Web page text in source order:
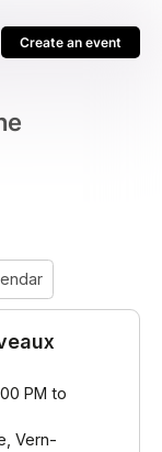
Create an event